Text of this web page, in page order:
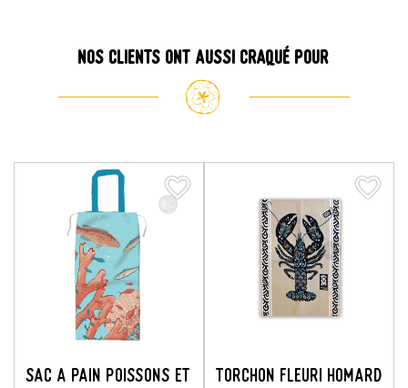
Nos clients ont aussi craqué pour
SAC A PAIN POISSONS ET
favorite_border
favorite_border
TORCHON FLEURI HOMARD
favorite_border
favorite_border